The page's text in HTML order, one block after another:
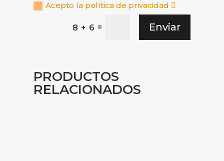
Acepto la política de privacidad
8 + 6 = Enviar
PRODUCTOS
RELACIONADOS